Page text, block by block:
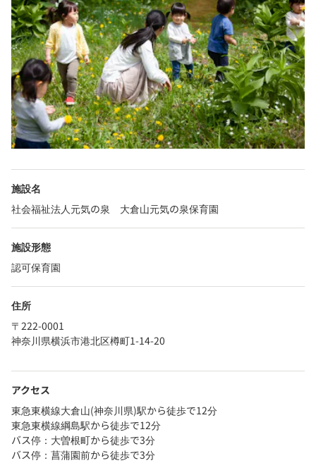
施設名
社会福祉法人元気の泉 大倉山元気の泉保育園
施設形態
認可保育園
住所
〒222-0001
神奈川県横浜市港北区樽町1-14-20
アクセス
東急東横線大倉山(神奈川県)駅から徒歩で12分
東急東横線綱島駅から徒歩で12分
バス停：大曽根町から徒歩で3分
バス停：菖蒲園前から徒歩で3分